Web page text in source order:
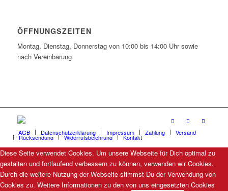
ÖFFNUNGSZEITEN
Montag, Dienstag, Donnerstag von 10:00 bis 14:00 Uhr sowie
nach Vereinbarung
AGB Datenschutzerklärung Impressum Zahlung Versand
Rücksendung Widerrufsbelehrung Kontakt
Diese Seite verwendet Cookies. Um unsere Webseite für Dich optimal zu
gestalten und fortlaufend verbessern zu können, verwenden wir Cookies.
Durch die weitere Nutzung der Webseite stimmst Du der Verwendung von
Cookies zu. Weitere Informationen zu den von uns eingesetzten Cookies